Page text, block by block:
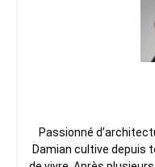
Passionné
Damian cultive depuis